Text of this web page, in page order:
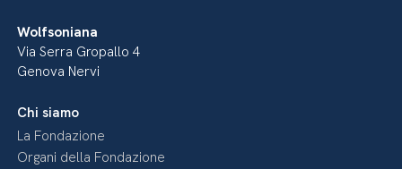
Wolfsoniana
Via Serra Gropallo 4
Genova Nervi
Chi siamo
La Fondazione
Organi della Fondazione